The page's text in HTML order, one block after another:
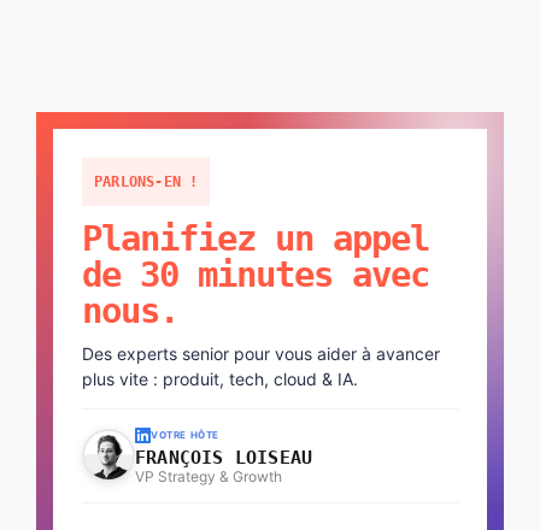
PARLONS-EN !
Planifiez un appel
de 30 minutes avec
nous.
Des experts senior pour vous aider à avancer
plus vite : produit, tech, cloud & IA.
VOTRE HÔTE
FRANÇOIS LOISEAU
VP Strategy & Growth